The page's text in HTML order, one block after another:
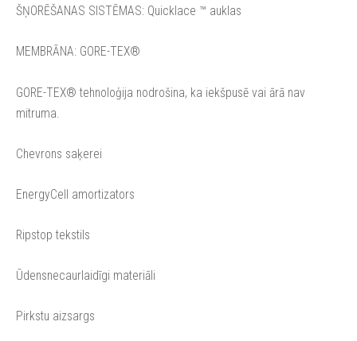
ŠŅORĒŠANAS SISTĒMAS: Quicklace ™ auklas
MEMBRĀNA: GORE-TEX®
GORE-TEX® tehnoloģija nodrošina, ka iekšpusē vai ārā nav
mitruma.
Chevrons saķerei
EnergyCell amortizators
Ripstop tekstils
Ūdensnecaurlaidīgi materiāli
Pirkstu aizsargs